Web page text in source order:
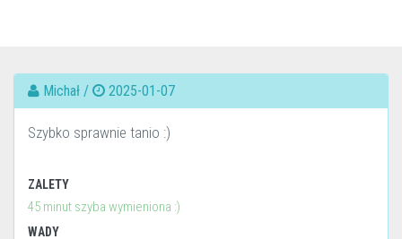
Michał / 2025-01-07
Szybko sprawnie tanio :)
ZALETY
45 minut szyba wymieniona :)
WADY